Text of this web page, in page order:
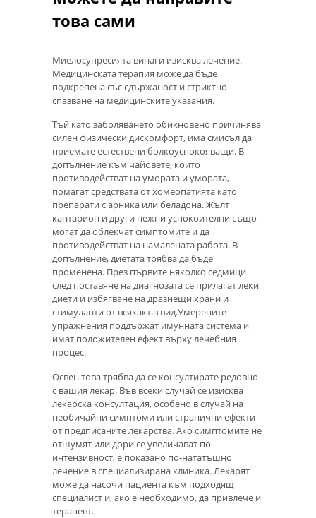
това сами
Миелосупресията винаги изисква лечение.
Медицинската терапия може да бъде
подкрепена със сдържаност и стриктно
спазване на медицинските указания.
Тъй като заболяването обикновено причинява
силен физически дискомфорт, има смисъл да
приемате естествени болкоуспокояващи. В
допълнение към чайовете, които
противодействат на умората и умората,
помагат средствата от хомеопатията като
препарати с арника или беладона. Жълт
кантарион и други нежни успокоителни също
могат да облекчат симптомите и да
противодействат на намалената работа. В
допълнение, диетата трябва да бъде
променена. През първите няколко седмици
след поставяне на диагнозата се прилагат леки
диети и избягване на дразнещи храни и
стимуланти от всякакъв вид.Умерените
упражнения поддържат имунната система и
имат положителен ефект върху лечебния
процес.
Освен това трябва да се консултирате редовно
с вашия лекар. Във всеки случай се изисква
лекарска консултация, особено в случай на
необичайни симптоми или странични ефекти
от предписаните лекарства. Ако симптомите не
отшумят или дори се увеличават по
интензивност, е показано по-нататъшно
лечение в специализирана клиника. Лекарят
може да насочи пациента към подходящ
специалист и, ако е необходимо, да привлече и
терапевт.